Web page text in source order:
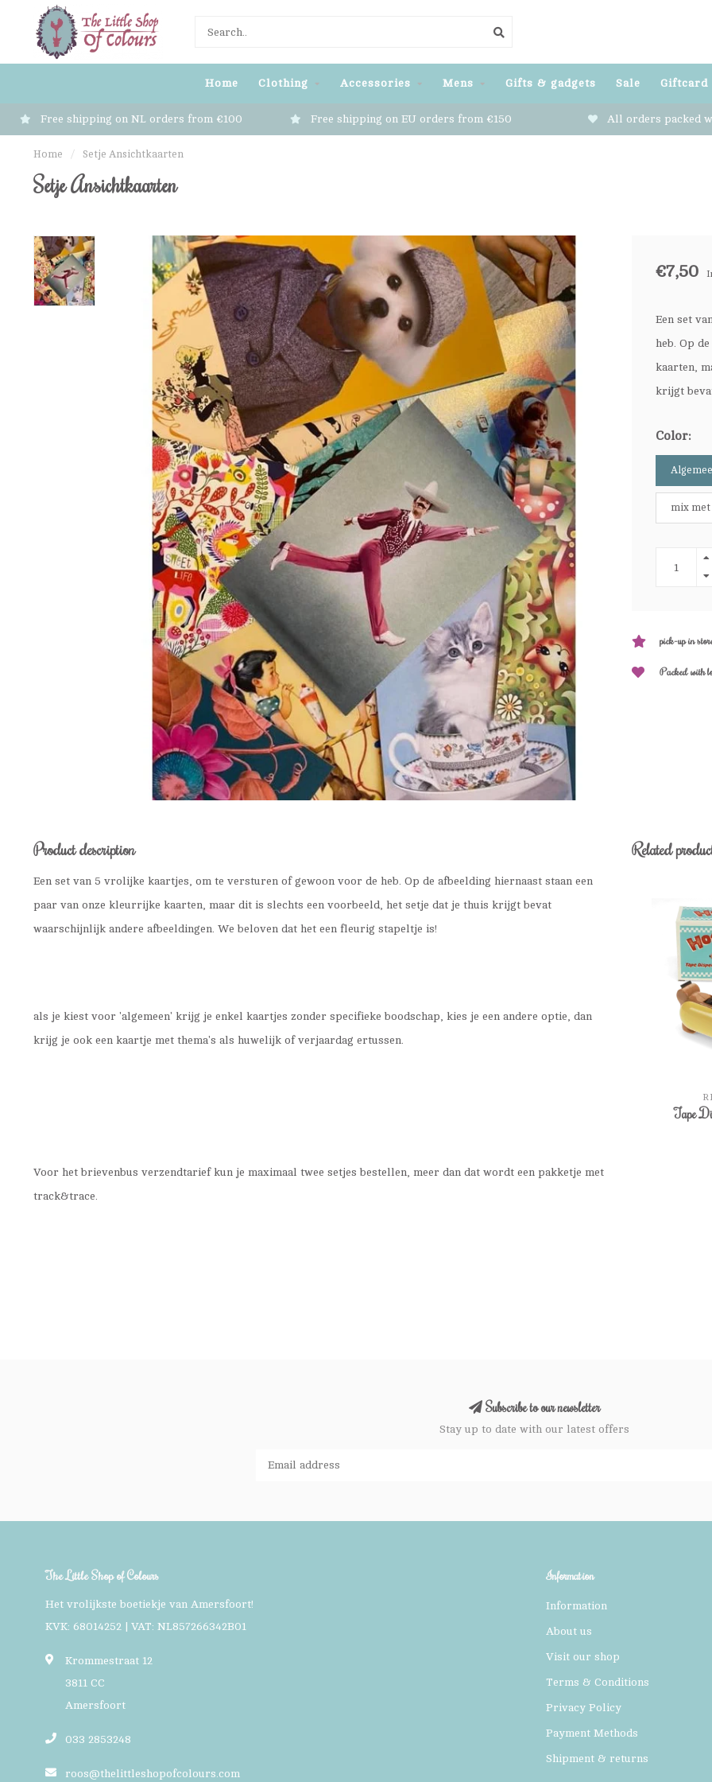
Home Clothing Accessories Mens Gifts & gadgets Sale Giftcard
Free shipping on NL orders from €100 Free shipping on EU orders from €150 All orders packed
Home / Setje Ansichtkaarten
Setje Ansichtkaarten
€7,50
Een set
heb. Op
kaarten,
krijgt
Color:
mix
pick-up in
Packed with
Product description
Een set van 5 vrolijke kaartjes, om te versturen of gewoon voor de heb. Op de afbeelding hiernaast staan een
paar van onze kleurrijke kaarten, maar dit is slechts een voorbeeld, het setje dat je thuis krijgt bevat
waarschijnlijk andere afbeeldingen. We beloven dat het een fleurig stapeltje is!
als je kiest voor 'algemeen' krijg je enkel kaartjes zonder specifieke boodschap, kies je een andere optie, dan
krijg je ook een kaartje met thema's als huwelijk of verjaardag ertussen.
Voor het brievenbus verzendtarief kun je maximaal twee setjes bestellen, meer dan dat wordt een pakketje met
track&trace.
Related
Tape
Subscribe to our newsletter
Stay up to date with our latest offers
The Little Shop of Colours
Het vrolijkste boetiekje van Amersfoort!
KVK: 68014252 | VAT: NL857266342B01
Krommestraat 12
3811 CC
Amersfoort
033 2853248
roos@thelittleshopofcolours.com
Information
Information
About us
Visit our shop
Terms & Conditions
Privacy Policy
Payment Methods
Shipment & returns